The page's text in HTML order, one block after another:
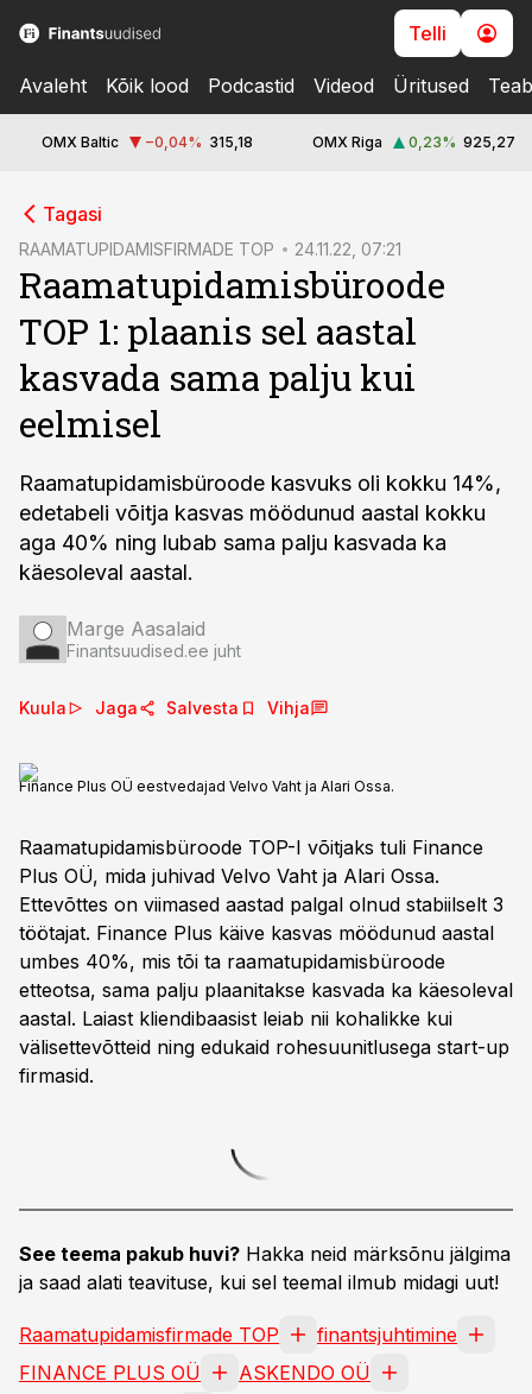
Telli
Avaleht Kõik lood Podcastid Videod Üritused
OMX Baltic −0,04% 315,18 OMX Riga 0,23% 925,27
Tagasi
RAAMATUPIDAMISFIRMADE TOP 24.11.22, 07:21
Raamatupidamisbüroode
TOP 1: plaanis sel aastal
kasvada sama palju kui
eelmisel
Raamatupidamisbüroode kasvuks oli kokku 14%,
edetabeli võitja kasvas möödunud aastal kokku
aga 40% ning lubab sama palju kasvada ka
käesoleval aastal.
Marge Aasalaid
Finantsuudised.ee juht
Kuula Jaga Salvesta Vihja
Finance Plus OÜ eestvedajad Velvo Vaht ja Alari Ossa.
Raamatupidamisbüroode TOP-I võitjaks tuli Finance
Plus OÜ, mida juhivad Velvo Vaht ja Alari Ossa.
Ettevõttes on viimased aastad palgal olnud stabiilselt 3
töötajat. Finance Plus käive kasvas möödunud aastal
umbes 40%, mis tõi ta raamatupidamisbüroode
etteotsa, sama palju plaanitakse kasvada ka käesoleval
aastal. Laiast kliendibaasist leiab nii kohalikke kui
välisettevõtteid ning edukaid rohesuunitlusega start-up
firmasid.
See teema pakub huvi? Hakka neid märksõnu jälgima
ja saad alati teavituse, kui sel teemal ilmub midagi uut!
Raamatupidamisfirmade TOP
finantsjuhtimine
FINANCE PLUS OÜ
ASKENDO OÜ